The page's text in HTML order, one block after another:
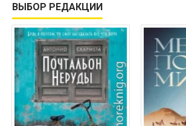
ВЫБОР РЕДАКЦИИ